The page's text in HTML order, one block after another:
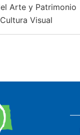
Arte y Patrimonio
Visual